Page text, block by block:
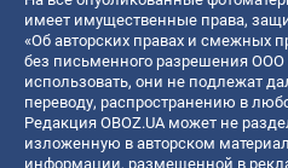
имеет имущественные права,
«Об авторских правах и смежных
без письменного разрешения ООО
использовать, они не подлежат
переводу, распространению в
Редакция OBOZ.UA может не
изложенную в авторском
информации, размещенной в